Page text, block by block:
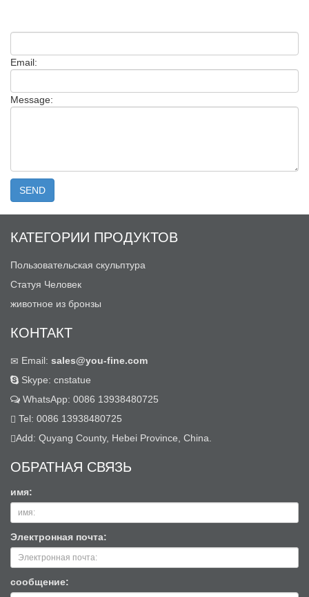
Email:
Message:
КАТЕГОРИИ ПРОДУКТОВ
Пользовательская скульптура
Статуя Человек
животное из бронзы
КОНТАКТ
Email: sales@you-fine.com
Skype: cnstatue
WhatsApp: 0086 13938480725
Tel: 0086 13938480725
Add: Quyang County, Hebei Province, China.
ОБРАТНАЯ СВЯЗЬ
имя:
Электронная почта:
сообщение: